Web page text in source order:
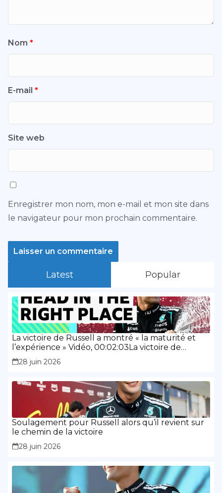
Nom *
E-mail *
Site web
Enregistrer mon nom, mon e-mail et mon site dans
le navigateur pour mon prochain commentaire.
Latest Popular
La victoire de Russell a montré « la maturité et
l’expérience » Vidéo, 00:02:03La victoire de
Russell a montré « la maturité et l’expérience »
28 juin 2026
Soulagement pour Russell alors qu’il revient sur
le chemin de la victoire
28 juin 2026